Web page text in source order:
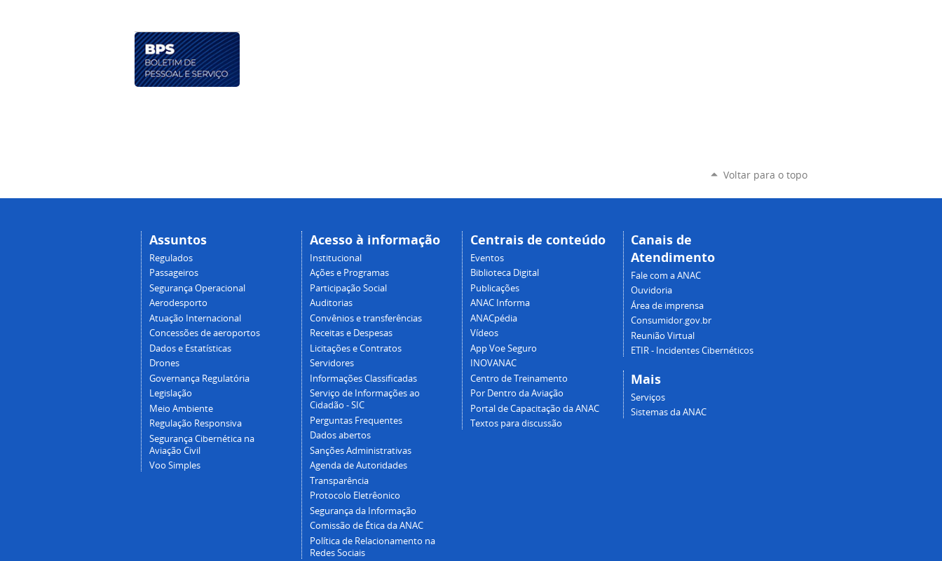
Voltar para o topo
Assuntos
Regulados
Passageiros
Segurança Operacional
Aerodesporto
Atuação Internacional
Concessões de aeroportos
Dados e Estatísticas
Drones
Governança Regulatória
Legislação
Meio Ambiente
Regulação Responsiva
Segurança Cibernética na
Aviação Civil
Voo Simples
Acesso à informação
Institucional
Ações e Programas
Participação Social
Auditorias
Convênios e transferências
Receitas e Despesas
Licitações e Contratos
Servidores
Informações Classificadas
Serviço de Informações ao
Cidadão - SIC
Perguntas Frequentes
Dados abertos
Sanções Administrativas
Agenda de Autoridades
Transparência
Protocolo Eletrêonico
Segurança da Informação
Comissão de Ética da ANAC
Política de Relacionamento na
Redes Sociais
Centrais de conteúdo
Eventos
Biblioteca Digital
Publicações
ANAC Informa
ANACpédia
Vídeos
App Voe Seguro
INOVANAC
Centro de Treinamento
Por Dentro da Aviação
Portal de Capacitação da ANAC
Textos para discussão
Canais de
Atendimento
Fale com a ANAC
Ouvidoria
Área de imprensa
Consumidor.gov.br
Reunião Virtual
ETIR - Incidentes Cibernéticos
Mais
Serviços
Sistemas da ANAC